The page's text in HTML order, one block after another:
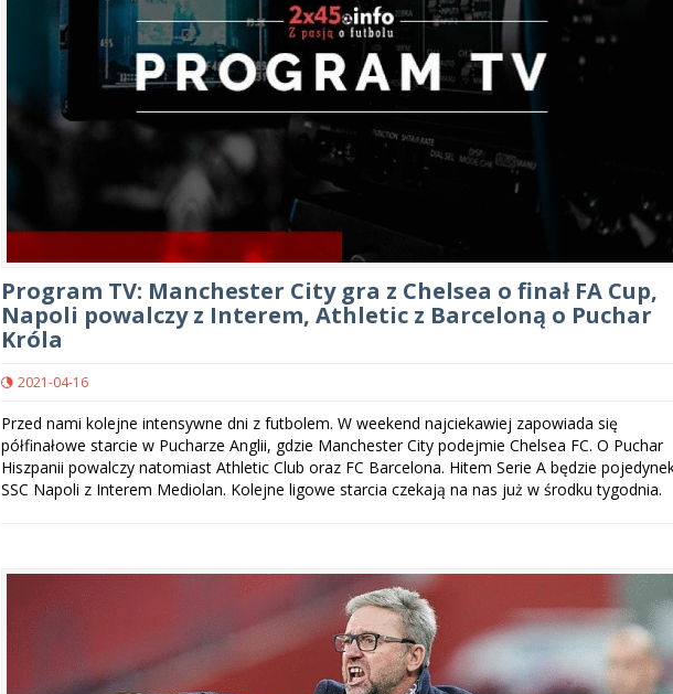
Program TV: Manchester City gra z Chelsea o finał FA Cup,
Napoli powalczy z Interem, Athletic z Barceloną o Puchar
Króla
2021-04-16
Przed nami kolejne intensywne dni z futbolem. W weekend najciekawiej zapowiada się
półfinałowe starcie w Pucharze Anglii, gdzie Manchester City podejmie Chelsea FC. O Puchar
Hiszpanii powalczy natomiast Athletic Club oraz FC Barcelona. Hitem Serie A będzie
SSC Napoli z Interem Mediolan. Kolejne ligowe starcia czekają na nas już w środku tygodnia.